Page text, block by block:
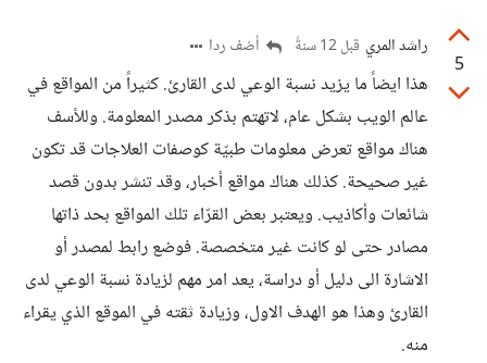
5
راشد المري قبل 12 سنةً أضف ردا
هذا ايضاً ما يزيد نسبة الوعي لدى القارئ. كثيراً من المواقع في
عالم الويب بشكل عام، لاتهتم بذكر مصدر المعلومة. وللأسف
هناك مواقع تعرض معلومات طبيّة كوصفات العلاجات قد تكون
غير صحيحة. كذلك هناك مواقع أخبار، وقد تنشر بدون قصد
شائعات وأكاذيب. ويعتبر بعض القرّاء تلك المواقع بحد ذاتها
مصادر حتى لو كانت غير متخصصة. فوضع رابط لمصدر أو
الاشارة الى دليل أو دراسة، يعد امر مهم لزيادة نسبة الوعي لدى
القارئ وهذا هو الهدف الاول، وزيادة ثقته في الموقع الذي يقراء
منه.